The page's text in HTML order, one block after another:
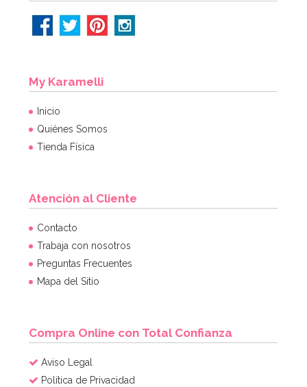
My Karamelli
Inicio
Quiénes Somos
Tienda Física
Atención al Cliente
Contacto
Trabaja con nosotros
Preguntas Frecuentes
Mapa del Sitio
Compra Online con Total Confianza
Aviso Legal
Política de Privacidad